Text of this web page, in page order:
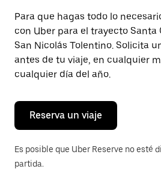
Presiona
la
tecla Esc
para
cerrar
el
calendario.
Para que hagas todo lo
con Uber para el trayecto
San Nicolás Tolentino. Solicita
antes de tu viaje, en cualquier
cualquier día del año.
Reserva un viaje
Es posible que Uber Reserve no esté
partida.